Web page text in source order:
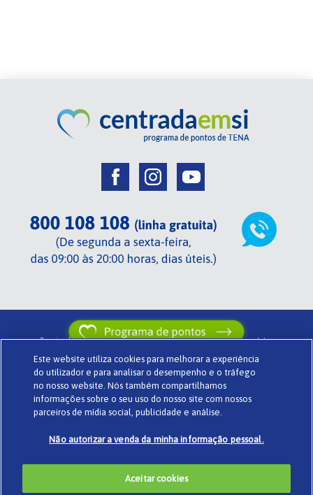
Centrada em si de TENA . Termos de utilização . Glossário .
Powered by www.codigomedia.com© Essity Portugal Lda
Sobre o Centrada em si . Política de privacidade . Cookies .
Este website utiliza cookies para melhorar a experiência
do utilizador e para analisar o desempenho e o tráfego
no nosso website. Nós também compartilhamos
informações sobre o seu uso do nosso site com nossos
parceiros de mídia social, publicidade e análise.
Não autorizar a venda da minha informação pessoal.
Aceitar cookies